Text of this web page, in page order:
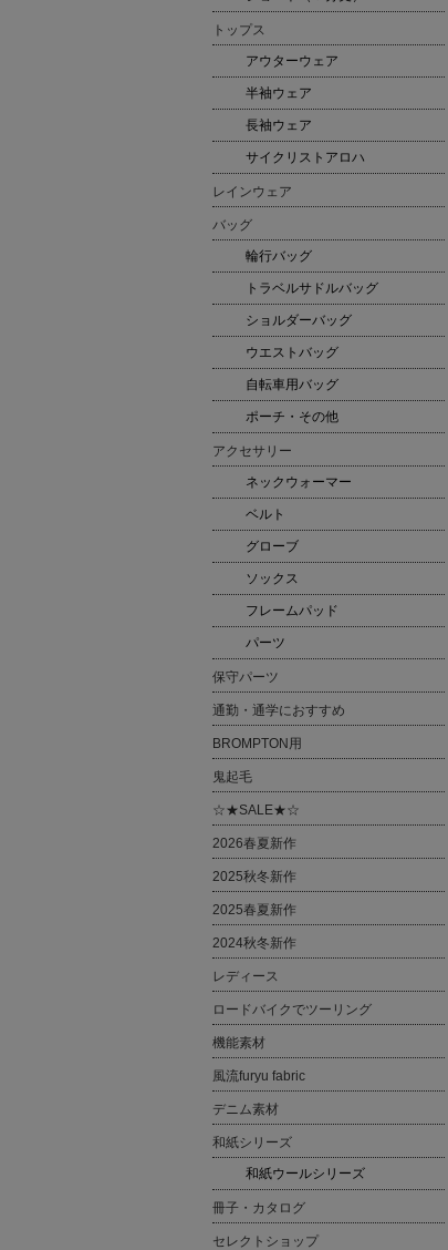
トップス
アウターウェア
半袖ウェア
長袖ウェア
サイクリストアロハ
レインウェア
バッグ
輪行バッグ
トラベルサドルバッグ
ショルダーバッグ
ウエストバッグ
自転車用バッグ
ポーチ・その他
アクセサリー
ネックウォーマー
ベルト
グローブ
ソックス
フレームパッド
パーツ
保守パーツ
通勤・通学におすすめ
BROMPTON用
鬼起毛
☆★SALE★☆
2026春夏新作
2025秋冬新作
2025春夏新作
2024秋冬新作
レディース
ロードバイクでツーリング
機能素材
風流furyu fabric
デニム素材
和紙シリーズ
和紙ウールシリーズ
冊子・カタログ
セレクトショップ